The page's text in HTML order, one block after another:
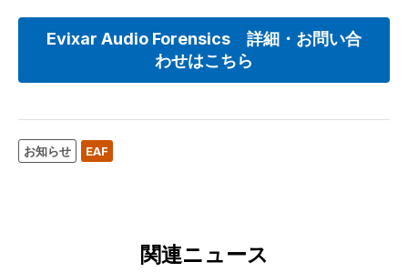
Evixar Audio Forensics 詳細・お問い合
わせはこちら
お知らせ EAF
関連ニュース